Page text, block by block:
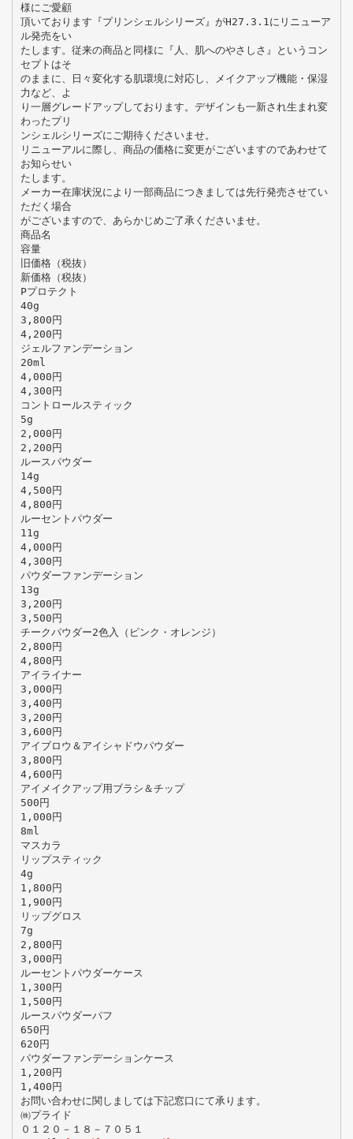
様にご愛顧
頂いております『プリンシェルシリーズ』がH27.3.1にリニューア
ル発売をい
たします。従来の商品と同様に『人、肌へのやさしさ』というコン
セプトはそ
のままに、日々変化する肌環境に対応し、メイクアップ機能・保湿
力など、よ
り一層グレードアップしております。デザインも一新され生まれ変
わったプリ
ンシェルシリーズにご期待くださいませ。
リニューアルに際し、商品の価格に変更がございますのであわせて
お知らせい
たします。
メーカー在庫状況により一部商品につきましては先行発売させてい
ただく場合
がございますので、あらかじめご了承くださいませ。
商品名
容量
旧価格（税抜）
新価格（税抜）
Pプロテクト
40g
3,800円
4,200円
ジェルファンデーション
20ml
4,000円
4,300円
コントロールスティック
5g
2,000円
2,200円
ルースパウダー
14g
4,500円
4,800円
ルーセントパウダー
11g
4,000円
4,300円
パウダーファンデーション
13g
3,200円
3,500円
チークパウダー2色入（ピンク・オレンジ）
2,800円
4,800円
アイライナー
3,000円
3,400円
3,200円
3,600円
アイブロウ＆アイシャドウパウダー
3,800円
4,600円
アイメイクアップ用ブラシ＆チップ
500円
1,000円
8ml
マスカラ
リップスティック
4g
1,800円
1,900円
リップグロス
7g
2,800円
3,000円
ルーセントパウダーケース
1,300円
1,500円
ルースパウダーパフ
650円
620円
パウダーファンデーションケース
1,200円
1,400円
お問い合わせに関しましては下記窓口にて承ります。
㈱プライド
０１２０－１８－７０５１